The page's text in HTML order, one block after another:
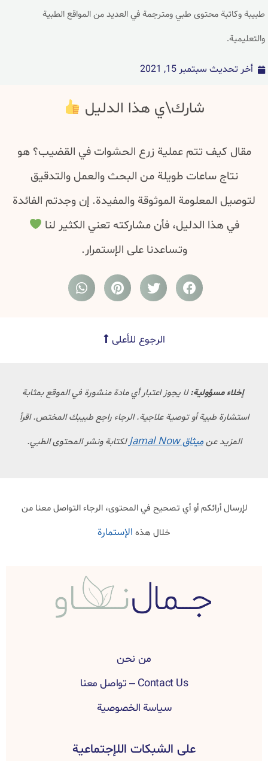
طبيبة وكاتبة محتوى طبي ومترجمة في العديد من المواقع الطبية
والتعليمية.
أخر تحديث سبتمبر 15, 2021
شارك\ي هذا الدليل
مقال كيف تتم عملية زرع الحشوات في القضيب؟ هو
نتاج ساعات طويلة من البحث والعمل والتدقيق
لتوصيل المعلومة الموثوقة والمفيدة. إن وجدتم الفائدة
في هذا الدليل، فأن مشاركته تعني الكثير لنا
وتساعدنا على الإستمرار.
الرجوع للأعلى
إخلاء مسؤولية:لا يجوز اعتبار أي مادة منشورة في الموقع بمثابة
استشارة طبية أو توصية علاجية. الرجاء راجع طبيبك المختص. اقرأ
المزيد عنميثاق Jamal Now لكتابة ونشر المحتوى الطبي.
لإرسال أرائكم أو أي تصحيح في المحتوى، الرجاء التواصل معنا من
خلال هذه الإستمارة
من نحن
Contact Us – تواصل معنا
سياسة الخصوصية
على الشبكات اللإجتماعية